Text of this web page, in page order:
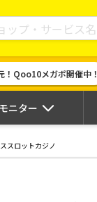
やギフト券に交換できる
！Qoo10メガポ開催中！
モニター
スロットカジノ